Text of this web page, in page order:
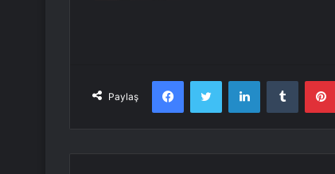
Paylaş
FacebookTwitter LinkedInTumblr